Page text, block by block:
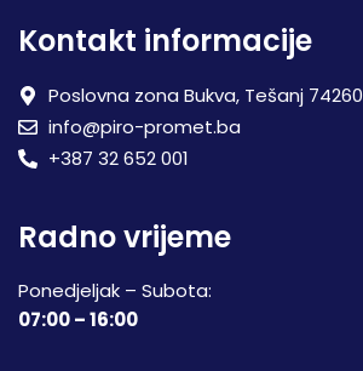
Kontakt informacije
Poslovna zona Bukva, Tešanj 74260
info@piro-promet.ba
+387 32 652 001
Radno vrijeme
Ponedjeljak – Subota:
07:00 – 16:00